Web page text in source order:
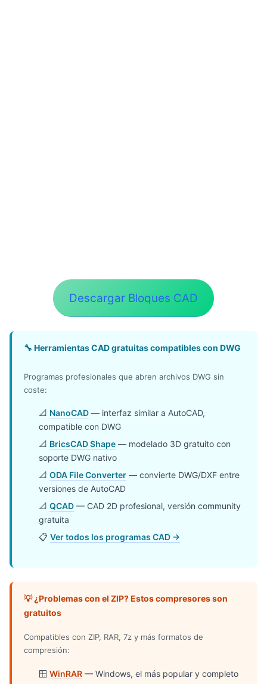
Descargar Bloques CAD
🔧 Herramientas CAD gratuitas compatibles con DWG
Programas profesionales que abren archivos DWG sin
coste:
📐 NanoCAD — interfaz similar a AutoCAD,
compatible con DWG
📐 BricsCAD Shape — modelado 3D gratuito con
soporte DWG nativo
📐ODA File Converter — convierte DWG/DXF entre
versiones de AutoCAD
📐QCAD — CAD 2D profesional, versión community
gratuita
📋Ver todos los programas CAD →
💡 ¿Problemas con el ZIP? Estos compresores son
gratuitos
Compatibles con ZIP, RAR, 7z y más formatos de
compresión:
🪟WinRAR — Windows, el más popular y completo